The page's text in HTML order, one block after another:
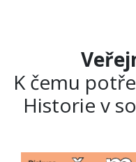
K čemu
Historie v